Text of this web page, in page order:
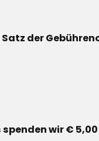
der
wir €